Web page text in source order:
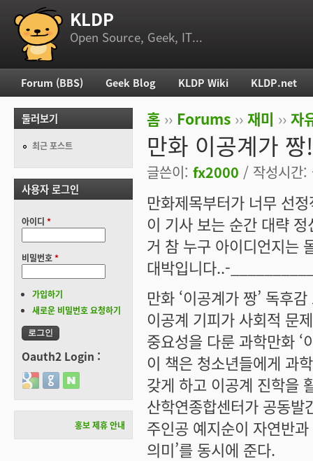
부 메뉴 KLDP
Open Source, Geek, IT...
현재 위치
홈 ›› Forums ›› 재미 ›› 자
만화 이공계가
글쓴이: fx2000 / 작성시간
만화제목부터가 너무 선
이 기사 보는 순간 대략
거 참 누구 아이디언지는
대박입니다..-
만화 ‘이공계가 짱’ 독후
이공계 기피가 사회적 문
중요성을 다룬 과학만화 ‘
이 책은 청소년들에게 과
갖게 하고 이공계 진학을
산학연종합센터가 공동
주인공 예지순이 자연반
의미’를 동시에 준다.
주 메뉴
Forum (BBS) Geek Blog KLDP Wiki KLDP.net
둘러보기
최근 포스트
사용자 로그인
아이디 *
비밀번호*
가입하기
새로운 비밀번호 요청하기
Oauth2 Login :
Login with Google
Login with GitHub
Login with Naver
홍보 제휴 안내